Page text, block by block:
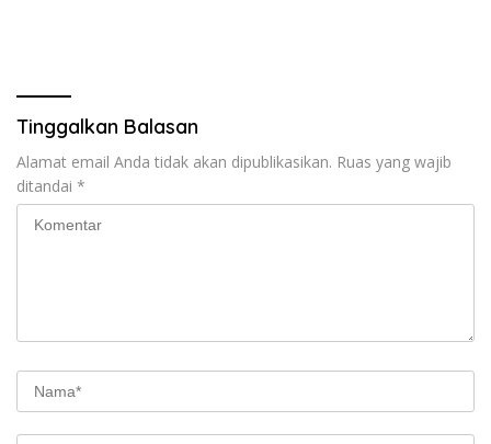
Tinggalkan Balasan
Alamat email Anda tidak akan dipublikasikan. Ruas yang wajib
ditandai *